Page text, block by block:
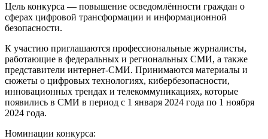
Цель конкурса — повышение осведомлённости граждан о
сферах цифровой трансформации и информационной
безопасности.
К участию приглашаются профессиональные журналисты,
работающие в федеральных и региональных СМИ, а также
представители интернет-СМИ. Принимаются материалы и
сюжеты о цифровых технологиях, кибербезопасности,
инновационных трендах и телекоммуникациях, которые
появились в СМИ в период с 1 января 2024 года по 1 ноября
2024 года.
Номинации конкурса: